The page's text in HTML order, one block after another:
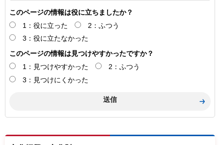
このページの情報は役に立ちましたか？
1：役に立った
2：ふつう
3：役に立たなかった
このページの情報は見つけやすかったですか？
1：見つけやすかった
2：ふつう
3：見つけにくかった